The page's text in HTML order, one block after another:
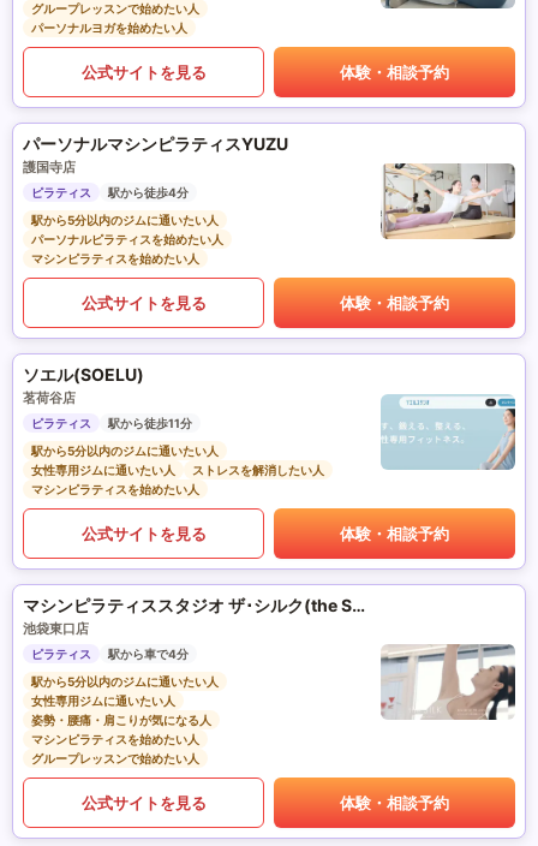
グループレッスンで始めたい人
パーソナルヨガを始めたい人
公式サイトを見る 体験・相談予約
パーソナルマシンピラティスYUZU
護国寺店
ピラティス
駅から徒歩4分
駅から5分以内のジムに通いたい人
パーソナルピラティスを始めたい人
マシンピラティスを始めたい人
公式サイトを見る 体験・相談予約
ソエル(SOELU)
茗荷谷店
ピラティス
駅から徒歩11分
駅から5分以内のジムに通いたい人
女性専用ジムに通いたい人
ストレスを解消したい人
マシンピラティスを始めたい人
公式サイトを見る 体験・相談予約
マシンピラティススタジオ ザ･シルク(the SILK)
池袋東口店
ピラティス
駅から車で4分
駅から5分以内のジムに通いたい人
女性専用ジムに通いたい人
姿勢・腰痛・肩こりが気になる人
マシンピラティスを始めたい人
グループレッスンで始めたい人
公式サイトを見る 体験・相談予約